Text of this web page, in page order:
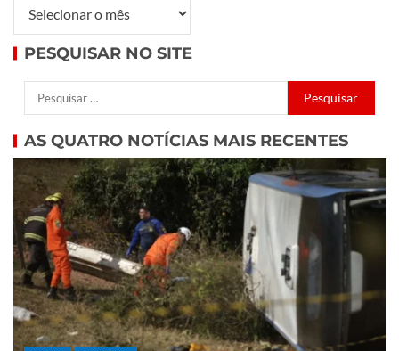
PESQUISAR NO SITE
AS QUATRO NOTÍCIAS MAIS RECENTES